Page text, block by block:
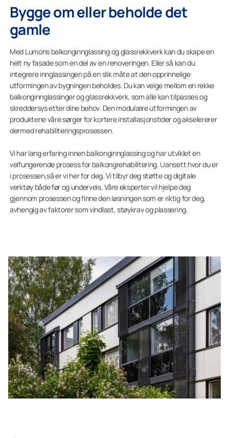
Bygge om eller beholde det
gamle
Med Lumons balkonginnglassing og glassrekkverk kan du skape en
helt ny fasade som en del av en renoveringen. Eller så kan du
integrere innglassingen på en slik måte at den opprinnelige
utformingen av bygningen beholdes. Du kan velge mellom en rekke
balkonginnglassinger og glassrekkverk, som alle kan tilpasses og
skreddersys etter dine behov. Den modulære utformingen av
produktene våre sørger for kortere installasjonstider og akselererer
dermed rehabiliteringsprosessen.
Vi har lang erfaring innen balkonginnglassing og har utviklet en
velfungerende prosess for balkongrehabilitering. Uansett hvor du er
i prosessen,så er vi her for deg. Vi tilbyr deg støtte og digitale
verktøy både før og underveis. Våre eksperter vil hjelpe deg
gjennom prosessen og finne den løsningen som er riktig for deg,
avhengig av faktorer som vindlast, støykrav og plassering.